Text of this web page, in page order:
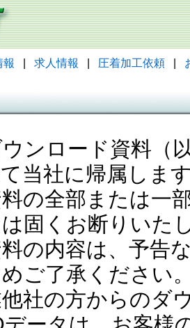
報 求人情報 圧着加工依頼
ンロード資料（
当社に帰属しま
の全部または一
固くお断りいた
の内容は、予告
ご了承ください
社の方からのダ